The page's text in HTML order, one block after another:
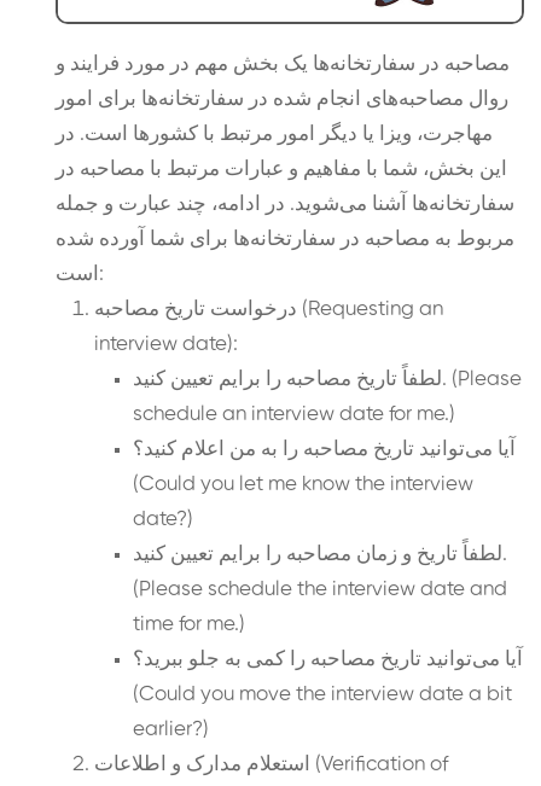
مصاحبه در سفارتخانه‌ها یک بخش مهم در مورد فرایند و
روال مصاحبه‌های انجام شده در سفارتخانه‌ها برای امور
مهاجرت، ویزا یا دیگر امور مرتبط با کشورها است. در
این بخش، شما با مفاهیم و عبارات مرتبط با مصاحبه در
سفارتخانه‌ها آشنا می‌شوید. در ادامه، چند عبارت و جمله
مربوط به مصاحبه در سفارتخانه‌ها برای شما آورده شده
است:
درخواست تاریخ مصاحبه (Requesting an
interview date):
لطفاً تاریخ مصاحبه را برایم تعیین کنید. (Please
schedule an interview date for me.)
آیا می‌توانید تاریخ مصاحبه را به من اعلام کنید؟
(Could you let me know the interview
date?)
لطفاً تاریخ و زمان مصاحبه را برایم تعیین کنید.
(Please schedule the interview date and
time for me.)
آیا می‌توانید تاریخ مصاحبه را کمی به جلو ببرید؟
(Could you move the interview date a bit
earlier?)
استعلام مدارک و اطلاعات (Verification of